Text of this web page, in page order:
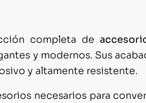
completa de
y modernos. Sus
y altamente resistente.
necesarios para